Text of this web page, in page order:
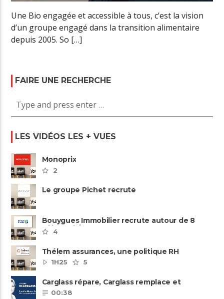
Une Bio engagée et accessible à tous, c’est la vision
d’un groupe engagé dans la transition alimentaire
depuis 2005. So […]
FAIRE UNE RECHERCHE
LES VIDÉOS LES + VUES
Monoprix
2
Le groupe Pichet recrute
Bouygues Immobilier recrute autour de 8
pôles métiers
4
Thélem assurances, une politique RH
ambitieuse
1H25 5
Carglass répare, Carglass remplace et
Carglass embauche également.
00:38